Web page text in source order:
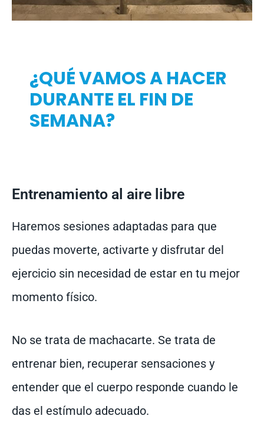
¿QUÉ VAMOS A HACER
DURANTE EL FIN DE
SEMANA?
Entrenamiento al aire libre
Haremos sesiones adaptadas para que
puedas moverte, activarte y disfrutar del
ejercicio sin necesidad de estar en tu mejor
momento físico.
No se trata de machacarte. Se trata de
entrenar bien, recuperar sensaciones y
entender que el cuerpo responde cuando le
das el estímulo adecuado.